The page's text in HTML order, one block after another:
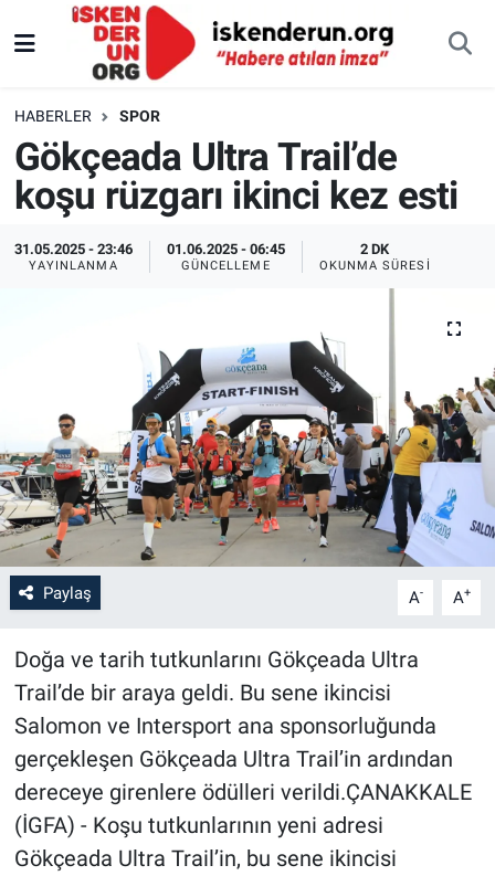
HABERLER SPOR
Gökçeada Ultra Trail’de
koşu rüzgarı ikinci kez esti
31.05.2025 - 23:46
YAYINLANMA
01.06.2025 - 06:45
GÜNCELLEME
2 DK
OKUNMA SÜRESI
Paylaş A- A+
Doğa ve tarih tutkunlarını Gökçeada Ultra
Trail’de bir araya geldi. Bu sene ikincisi
Salomon ve Intersport ana sponsorluğunda
gerçekleşen Gökçeada Ultra Trail’in ardından
dereceye girenlere ödülleri verildi.ÇANAKKALE
(İGFA) - Koşu tutkunlarının yeni adresi
Gökçeada Ultra Trail’in, bu sene ikincisi